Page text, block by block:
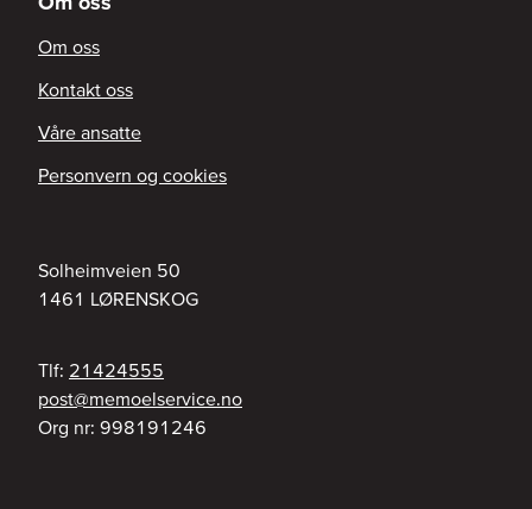
Solheimveien 50
1461 LØRENSKOG
Tlf: 21424555
on.ecivresleomem@tsop
Org nr: 998191246
Om oss
Kontakt oss
Våre ansatte
Personvern og cookies